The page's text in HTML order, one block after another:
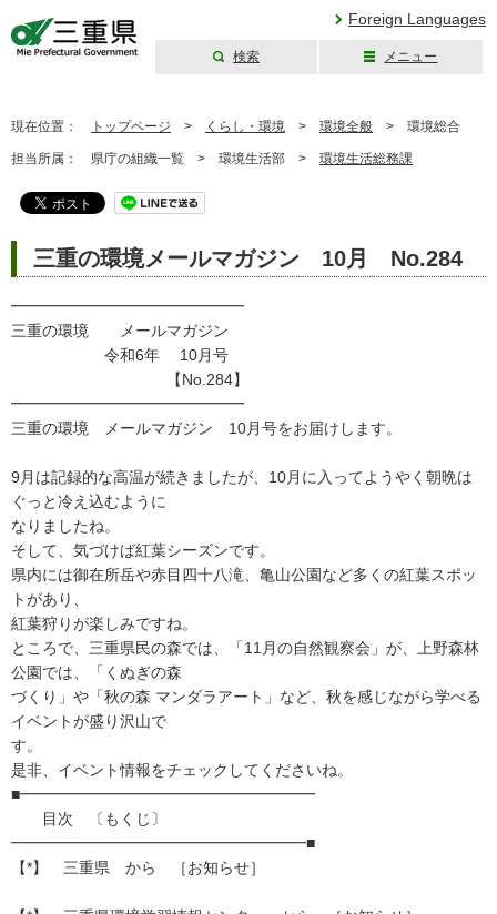
Foreign Languages
検索 メニュー
現在位置： トップページ > くらし・環境 > 環境全般 > 環境総合
担当所属： 県庁の組織一覧 > 環境生活部 > 環境生活総務課
三重の環境メールマガジン 10月 No.284
━━━━━━━━━━━━━━━
三重の環境 メールマガジン
令和6年 10月号
【No.284】
━━━━━━━━━━━━━━━
三重の環境 メールマガジン 10月号をお届けします。
9月は記録的な高温が続きましたが、10月に入ってようやく朝晩は
ぐっと冷え込むように
なりましたね。
そして、気づけば紅葉シーズンです。
県内には御在所岳や赤目四十八滝、亀山公園など多くの紅葉スポッ
トがあり、
紅葉狩りが楽しみですね。
ところで、三重県民の森では、「11月の自然観察会」が、上野森林
公園では、「くぬぎの森
づくり」や「秋の森 マンダラアート」など、秋を感じながら学べる
イベントが盛り沢山で
す。
是非、イベント情報をチェックしてくださいね。
■━━━━━━━━━━━━━━━━━━━
目次 〔もくじ〕
━━━━━━━━━━━━━━━━━━━■
【*】 三重県 から ［お知らせ］